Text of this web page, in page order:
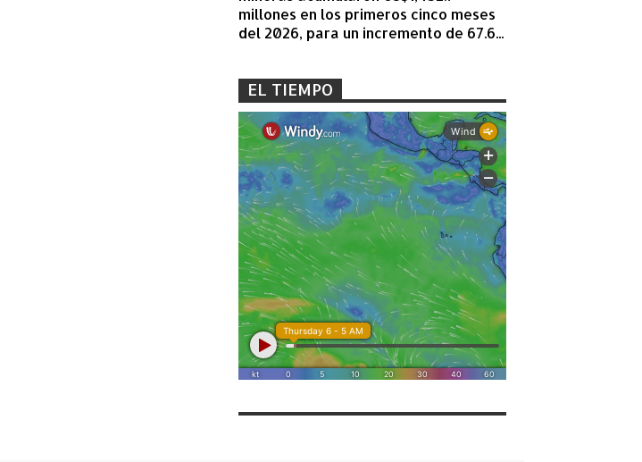
millones en los primeros cinco meses
del 2026, para un incremento de 67.6...
EL TIEMPO